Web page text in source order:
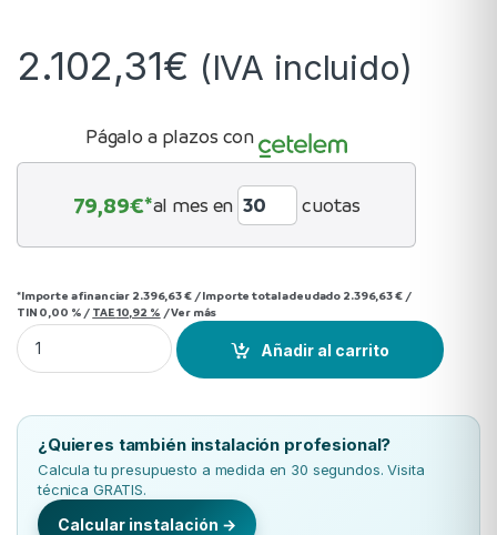
2.102,31€ (IVA incluido)
Págalo a plazos con
79,89€*al mes en cuotas
*Importe a financiar 2.396,63 € /Importe total adeudado 2.396,63 €/
TIN 0,00 % / TAE10,92 % /Ver más
Split 1x1 Mitsubishi Electric MSZ-LN50VG2R R-32 quantity
Añadir al carrito
¿Quieres también instalación profesional?
Calcula tu presupuesto a medida en 30 segundos. Visita
técnica GRATIS.
Calcular instalación →